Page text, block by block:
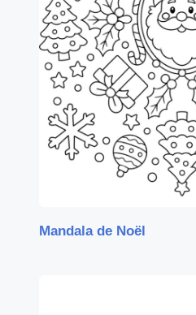
Mandala de Noël